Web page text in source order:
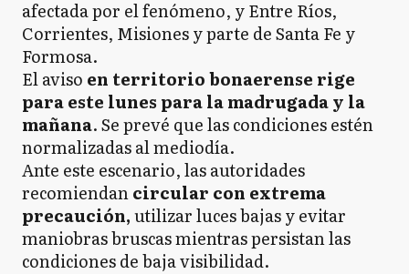
afectada por el fenómeno, y Entre Ríos,
Corrientes, Misiones y parte de Santa Fe y
Formosa.
El aviso en territorio bonaerense rige
para este lunes para la madrugada y la
mañana. Se prevé que las condiciones estén
normalizadas al mediodía.
Ante este escenario, las autoridades
recomiendancircular con extrema
precaución,utilizar luces bajas y evitar
maniobras bruscas mientras persistan las
condiciones de baja visibilidad.